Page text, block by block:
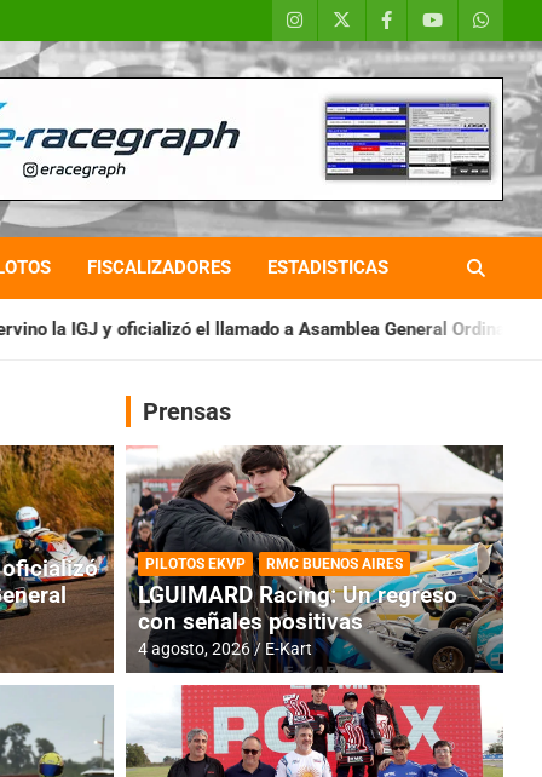
FISCALIZADORES ESTADISTICAS
llamado a Asamblea General Ordinaria IAME SERIES
RMC BUENOS AIRES
oficializó
Prensas
PILOTOS EKVP RMC BUENOS AIRES
LGUIMARD Racing: Un regreso
con señales positivas
4 agosto, 2026 E-Kart